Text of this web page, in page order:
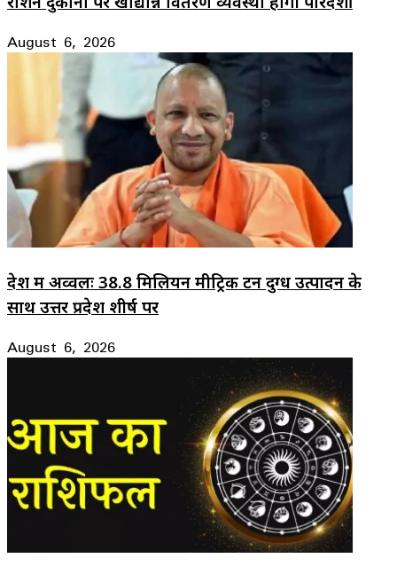
August 6, 2026
देश में अव्वलः 38.8 मिलियन मीट्रिक टन दुग्ध उत्पादन के
साथ उत्तर प्रदेश शीर्ष पर
August 6, 2026